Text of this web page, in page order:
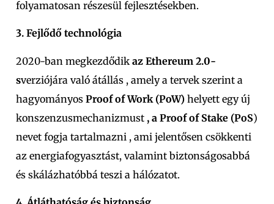
folyamatosan részesül fejlesztésekben.
3. Fejlődő technológia
2020-ban megkezdődik az Ethereum 2.0-
sverziójára való átállás , amely a tervek szerint a
hagyományos Proof of Work (PoW) helyett egy új
konszenzusmechanizmust , a Proof of Stake (PoS)
nevet fogja tartalmazni , ami jelentősen csökkenti
az energiafogyasztást, valamint biztonságosabbá
és skálázhatóbbá teszi a hálózatot.